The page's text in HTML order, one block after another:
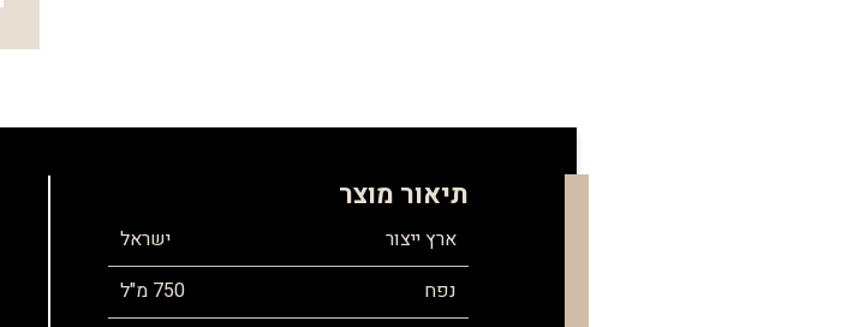
תיאור מוצר
ארץ ייצור
ישראל
נפח
750 מ"ל